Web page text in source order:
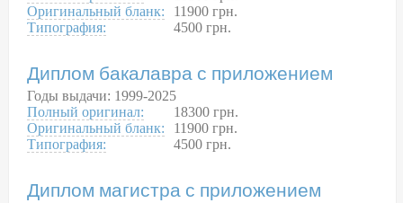
Оригинальный бланк:
Типография:
11900 грн.
4500 грн.
Диплом бакалавра с приложением
Годы выдачи: 1999-2025
Полный оригинал:
Оригинальный бланк:
Типография:
18300 грн.
11900 грн.
4500 грн.
Диплом магистра с приложением